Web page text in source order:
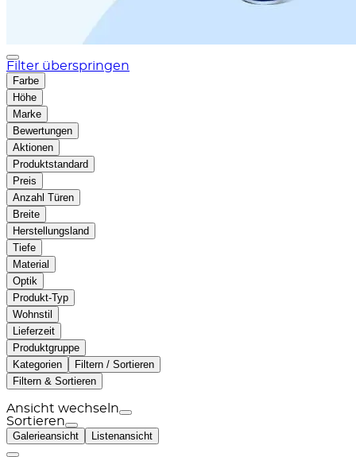
Filter überspringen
Farbe
Höhe
Marke
Bewertungen
Aktionen
Produktstandard
Preis
Anzahl Türen
Breite
Herstellungsland
Tiefe
Material
Optik
Produkt-Typ
Wohnstil
Lieferzeit
Produktgruppe
Kategorien
Filtern / Sortieren
Filtern & Sortieren
Ansicht wechseln
Sortieren
Galerieansicht Listenansicht